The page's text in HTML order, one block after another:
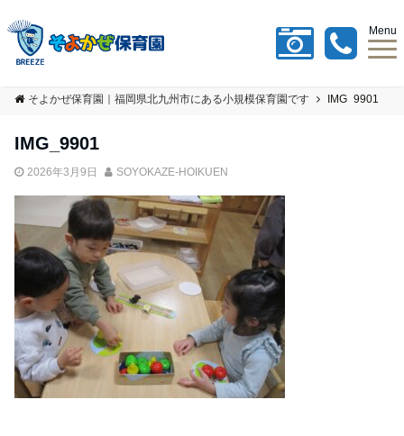
Menu
そよかぜ保育園｜福岡県北九州市にある小規模保育園です IMG_9901
IMG_9901
2026年3月9日 SOYOKAZE-HOIKUEN